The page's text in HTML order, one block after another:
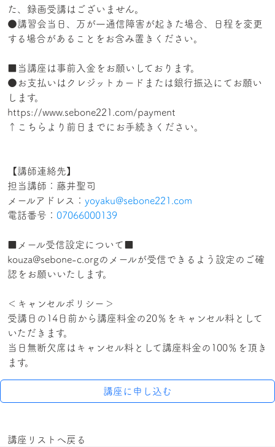
た、録画受講はございません。
●講習会当日、万が一通信障害が起きた場合、日程を変更
する場合があることをお含み置きください。
■当講座は事前入金をお願いしております。
●お支払いはクレジットカードまたは銀行振込にてお願い
します。
https://www.sebone221.com/payment
↑こちらより前日までにお手続きください。
【講師連絡先】
担当講師：藤井聖司
メールアドレス： yoyaku@sebone221.com
電話番号： 07066000139
■メール受信設定について■
kouza@sebone-c.orgのメールが受信できるよう設定のご確
認をお願いいたします。
＜キャンセルポリシー＞
受講日の14日前から講座料金の20％をキャンセル料として
いただきます。
当日無断欠席はキャンセル料として講座料金の100％を頂き
講座に申し込む
講座リストへ戻る